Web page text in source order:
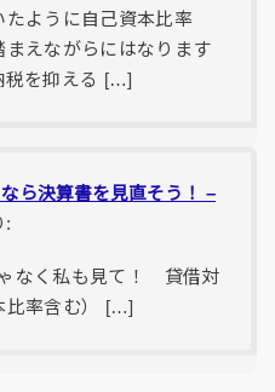
ように自己資本比率
えながらにはなります
税を抑える […]
ら決算書を見直そう！ –
:
なく私も見て！ 貸借対
比率含む） […]